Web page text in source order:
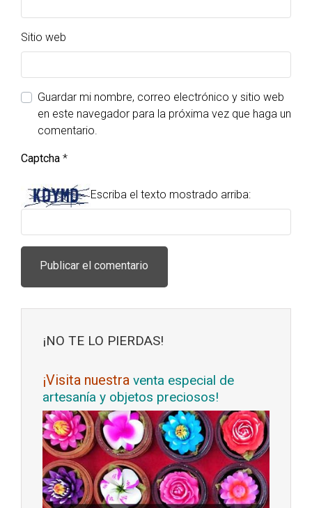
Sitio web
Guardar mi nombre, correo electrónico y sitio web
en este navegador para la próxima vez que haga un
comentario.
Captcha *
Escriba el texto mostrado arriba:
¡NO TE LO PIERDAS!
¡Visita nuestra venta especial de
artesanía y objetos preciosos!